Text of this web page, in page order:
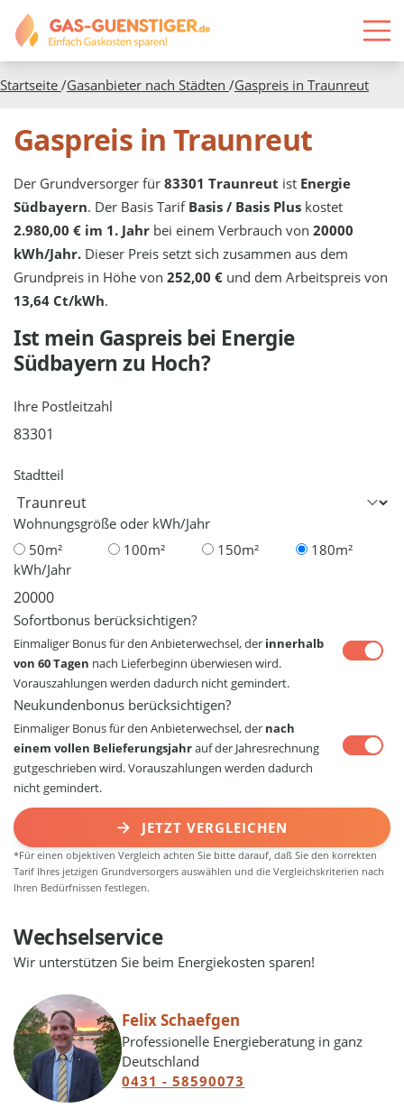
Startseite /Gasanbieter nach Städten /Gaspreis in Traunreut
Gaspreis in Traunreut
Der Grundversorger für83301 Traunreut ist Energie
Südbayern. Der Basis Tarif Basis / Basis Plus kostet
2.980,00 € im 1. Jahr bei einem Verbrauch von20000
kWh/Jahr. Dieser Preis setzt sich zusammen aus dem
Grundpreis in Höhe von252,00 € und dem Arbeitspreis von
13,64 Ct/kWh.
Ist mein Gaspreis bei Energie
Südbayernzu Hoch?
Ihre Postleitzahl
Stadtteil
Wohnungsgröße oder kWh/Jahr
50m²
100m² 150m²
180m²
kWh/Jahr
Sofortbonus berücksichtigen?
Einmaliger Bonus für den Anbieterwechsel, der innerhalb
von 60 Tagen nach Lieferbeginn überwiesen wird.
Vorauszahlungen werden dadurch nicht gemindert.
Neukundenbonus berücksichtigen?
Einmaliger Bonus für den Anbieterwechsel, der nach
einem vollen Belieferungsjahrauf der Jahresrechnung
gutgeschrieben wird. Vorauszahlungen werden dadurch
nicht gemindert.
JETZT VERGLEICHEN
*Für einen objektiven Vergleich achten Sie bitte darauf, daß Sie den korrekten
Tarif Ihres jetzigen Grundversorgers auswählen und die Vergleichskriterien nach
Ihren Bedürfnissen festlegen.
Wechselservice
Wir unterstützen Sie beim Energiekosten sparen!
Felix Schaefgen
Professionelle Energieberatung in ganz
Deutschland
0431 - 58590073